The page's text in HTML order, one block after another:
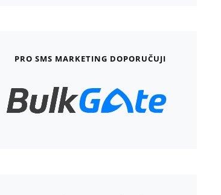
PRO SMS MARKETING DOPORUČUJI